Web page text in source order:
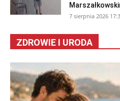
7 sierpnia 2026
ZDROWIE I URODA